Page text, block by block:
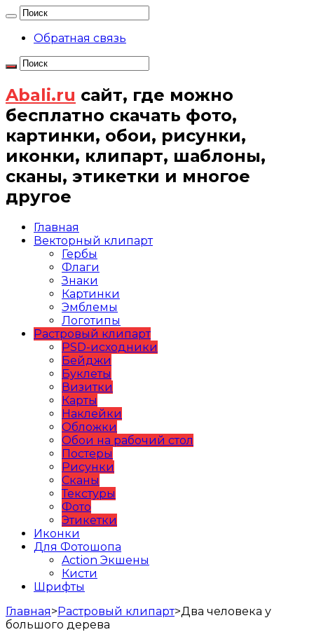
Обратная связь
Abali.ru сайт, где можно
бесплатно скачать фото,
картинки, обои, рисунки,
иконки, клипарт, шаблоны,
сканы, этикетки и многое
другое
Главная
Векторный клипарт
Гербы
Флаги
Знаки
Картинки
Эмблемы
Логотипы
Растровый клипарт
PSD-исходники
Бейджи
Буклеты
Визитки
Карты
Наклейки
Обложки
Обои на рабочий стол
Постеры
Рисунки
Сканы
Текстуры
Фото
Этикетки
Иконки
Для Фотошопа
Action Экшены
Кисти
Шрифты
Главная>Растровый клипарт>Два человека у
большого дерева